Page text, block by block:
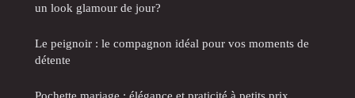
un look glamour de jour?
Le peignoir : le compagnon idéal pour vos moments de
détente
Pochette mariage : élégance et praticité à petits prix